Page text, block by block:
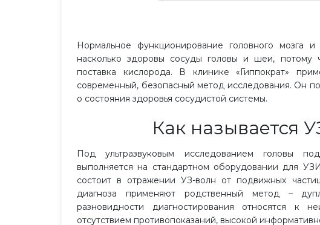
Нормальное функционирование головного мозга
насколько здоровы сосуды головы и шеи,
поставка кислорода. В клинике «Гиппократ»
современный, безопасный метод исследования. Он
о состояния здоровья сосудистой системы.
Как называется
Под ультразвуковым исследованием головы
выполняется на стандартном оборудовании для
состоит в отражении УЗ-волн от подвижных
диагноза применяют родственный метод –
разновидности диагностирования относятся к
отсутствием противопоказаний, высокой